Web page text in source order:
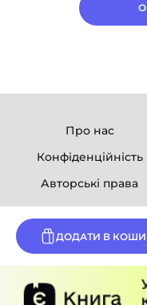
ДОДАТИ В
Про нас
Конфіденційність
Авторські права